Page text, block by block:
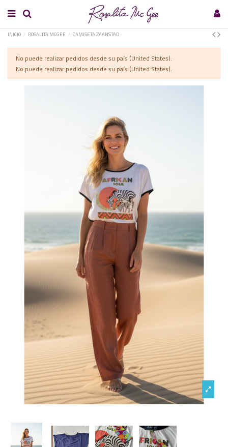
INICIO ROSALITA MCGEE CAMISETA ZAANSTAD
No puede realizar pedidos desde su país (United States).
No puede realizar pedidos desde su país (United States).